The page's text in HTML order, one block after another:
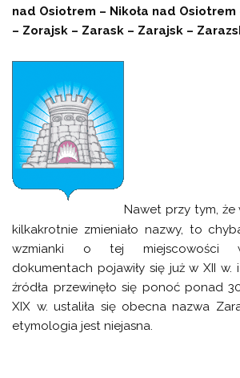
nad Osiotrem – Nikoła nad Osiotrem
– Zorajsk – Zarask – Zarajsk –
Nawet przy tym, że
kilkakrotnie zmieniało nazwy, to
wzmianki o tej miejscowości
dokumentach pojawiły się już w XII
źródła przewinęło się ponoć ponad
XIX w. ustaliła się obecna nazwa
etymologia jest niejasna.